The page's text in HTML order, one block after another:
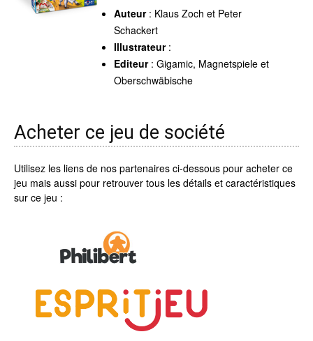
Auteur: Klaus Zoch et Peter
Schackert
Illustrateur:
Editeur: Gigamic, Magnetspiele et
Oberschwäbische
Acheter ce jeu de société
Utilisez les liens de nos partenaires ci-dessous pour acheter ce
jeu mais aussi pour retrouver tous les détails et caractéristiques
sur ce jeu :